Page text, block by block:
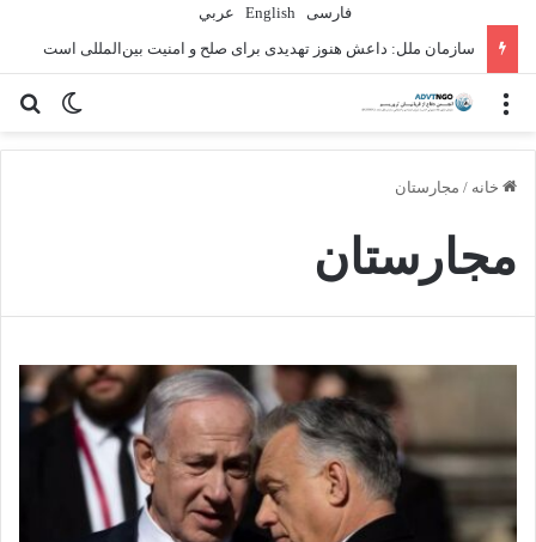
فارسی English
عربي
سازمان ملل: داعش هنوز تهدیدی برای صلح و امنیت بین‌المللی است
تغییر منو
خانه / مجارستان
مجارستان